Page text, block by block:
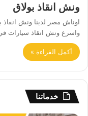
ونش انقاذ بولاق
اوناش مصر لدينا ونش
واسرع ونش انقاذ سيارات
أكمل القراءة »
خدماتنا